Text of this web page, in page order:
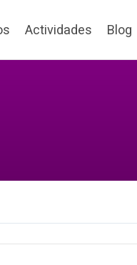
Actividades Blog